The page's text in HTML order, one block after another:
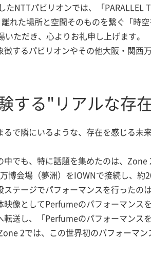
NTTパビリオンでは、「PARALLEL
れた場所と空間そのものを繋ぐ「時
ただき、心よりお礼申し上げます。
するパビリオンやその他大阪・関西
する"リアルな存
で隣にいるような、存在を感じる未
でも、特に話題を集めたのは、Zone
博会場（夢洲）をIOWNで接続し、
テージでパフォーマンスを行った
像としてPerfumeのパフォーマンス
送し、「Perfumeのパフォーマンス
2では、この世界初のパフォーマ